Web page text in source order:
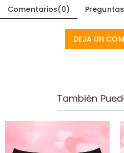
Comentarios(0) Preguntas
DEJA UN
También